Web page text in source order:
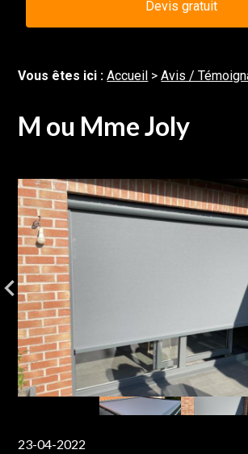
Devis gratuit
Vous êtes ici :Accueil >Avis /
M ou Mme Joly
23-04-2022